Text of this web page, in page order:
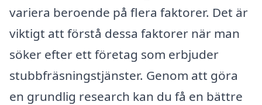
variera beroende på flera faktorer. Det är
viktigt att förstå dessa faktorer när man
söker efter ett företag som erbjuder
stubbfräsningstjänster. Genom att göra
en grundlig research kan du få en bättre